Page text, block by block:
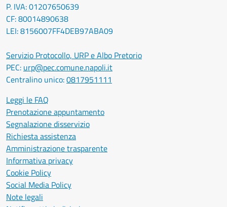
P. IVA: 01207650639
CF: 80014890638
LEI: 8156007FF4DEB97ABA09
Servizio Protocollo, URP e Albo Pretorio
PEC: urp@pec.comune.napoli.it
Centralino unico:0817951111
Leggi le FAQ
Prenotazione appuntamento
Segnalazione disservizio
Richiesta assistenza
Amministrazione trasparente
Informativa privacy
Cookie Policy
Social Media Policy
Note legali